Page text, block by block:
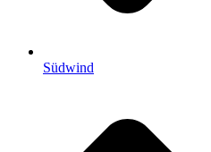
Südwind